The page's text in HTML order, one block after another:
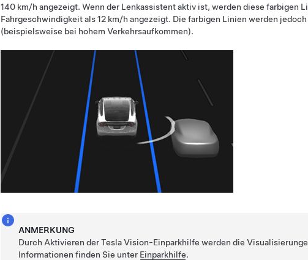
140 km/h angezeigt. Wenn der Lenkassistentaktiv ist, werden diese farbigen
Fahrgeschwindigkeit als12 km/h angezeigt. Die farbigen Linien werden
(beispielsweise bei hohem Verkehrsaufkommen).
ANMERKUNG
Durch Aktivieren der Tesla Vision-Einparkhilfe werden die
Informationen finden Sie unter Einparkhilfe.